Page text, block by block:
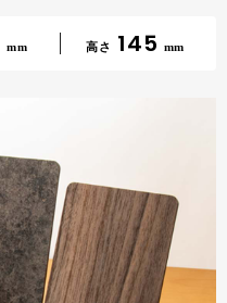
mm 高さ 145 mm